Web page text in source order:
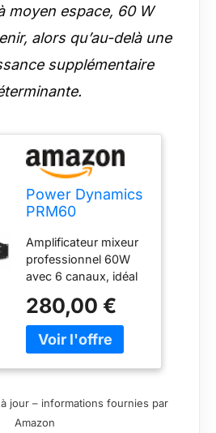
moyen espace, 60 W
alors qu’au-delà une
supplémentaire
Power Dynamics
PRM60
Mixeur 60W
100V - 6 Canaux,
Bluetooth,
Lecteur MP3
USB/SD, Entrées
Micro XLR avec
Alimentation
Fantôme,
Incluse, Montage
Amplificateur mixeur
professionnel 60W
avec 6 canaux, idéal
efficacement des
espaces tels que
commerces, bureaux
équilibrée. Intègre
Bluetooth pour un
280,00 €
jour – informations fournies par
Amazon